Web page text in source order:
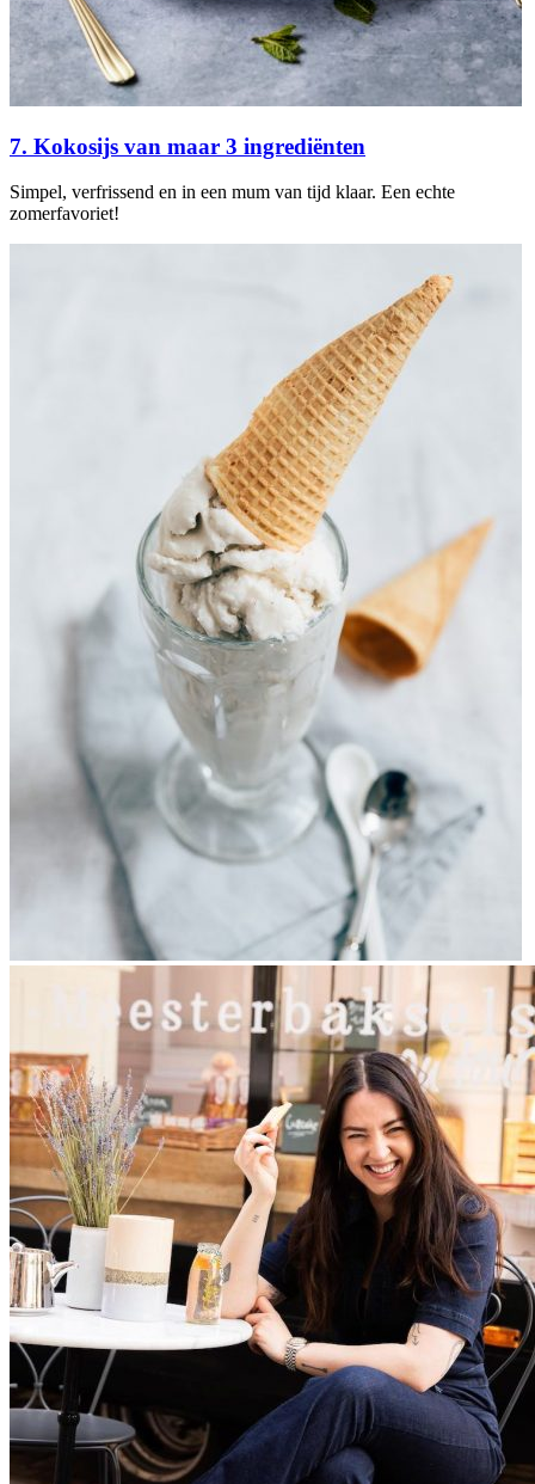
7. Kokosijs van maar 3 ingrediënten
Simpel, verfrissend en in een mum van tijd klaar. Een echte
zomerfavoriet!